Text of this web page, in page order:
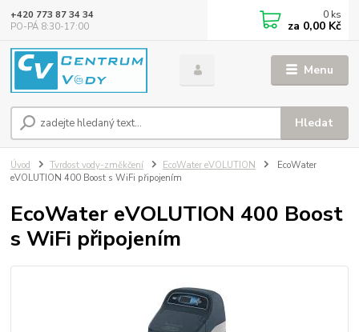
Menu
Hledat
+420 773 87 34 34
PO-PÁ 8:30-17:00
0 ks
za 0,00 Kč
Úvod Tvrdost vody-změkčení EcoWater eVOLUTION
EcoWater
eVOLUTION 400 Boost s WiFi připojením
EcoWater eVOLUTION 400 Boost
s WiFi připojením